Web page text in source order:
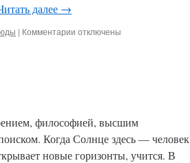
далее →
| Комментарии к
м
доме
отключены
философией, высшим
Когда Солнце здесь — человек
новые горизонты, учится. В